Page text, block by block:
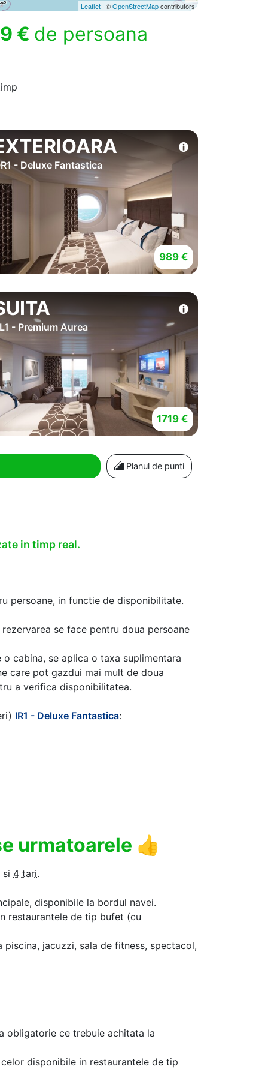
Leaflet | ©OpenStreetMapcontributors
€ de persoana
- Deluxe Fantastica
989 €
- Premium Aurea
1719 €
Planul de punti
in timp real.
persoane, in functie de disponibilitate.
se face pentru doua persoane
cabina, se aplica o taxa suplimentara
care pot gazdui mai mult de doua
a verifica disponibilitatea.
IR1 - Deluxe Fantastica:
urmatoarele 👍
si 4 tari.
disponibile la bordul navei.
restaurantele de tip bufet (cu
jacuzzi, sala de fitness, spectacol,
obligatorie ce trebuie achitata la
disponibile in restaurantele de tip